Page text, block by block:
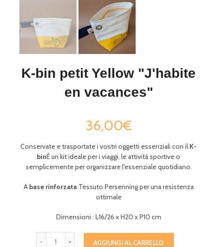
K-bin petit Yellow "J'habite
en vacances"
36,00€
Conservate e trasportate i vostri oggetti essenziali con il K-
binÈ un kit ideale per i viaggi, le attività sportive o
semplicemente per organizzare l'essenziale quotidiano.
Abase rinforzataTessuto Persenning per una resistenza
ottimale
Dimensioni : L16/26 x H20 x P10 cm
AGGIUNGI AL CARRELLO